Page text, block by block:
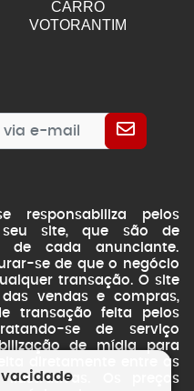
CARRO
VOTORANTIM
responsabiliza pelos
seu site, que são de
de cada anunciante.
se de que o negócio
transação. O site
vendas e compras,
transação feita pelos
se de serviço
de mídia para
diretamente entre as
ilustrativas. Os preços